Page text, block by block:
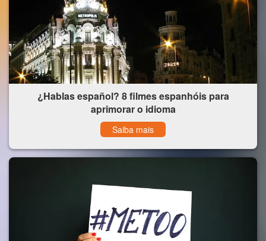
¿Hablas español? 8 filmes espanhóis para
aprimorar o idioma
Saiba mais